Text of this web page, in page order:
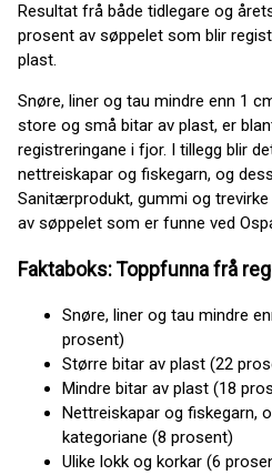
Resultat frå både tidlegare og
prosent av søppelet som blir
plast.
Snøre, liner og tau mindre enn 1
store og små bitar av plast, er
registreringane i fjor. I tillegg blir
nettreiskapar og fiskegarn, og
Sanitærprodukt, gummi og
av søppelet som er funne ved
Faktaboks: Toppfunna frå
Snøre, liner og tau mindre
prosent)
Større bitar av plast (22
Mindre bitar av plast (18
Nettreiskapar og fiskegarn,
kategoriane (8 prosent)
Ulike lokk og korkar (6